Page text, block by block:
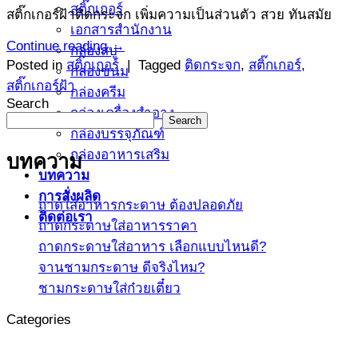
สติ๊กเกอร์
เอกสารสำนักงาน
กล่องสบู่
กล่องขนม
กล่องครีม
กล่องเครื่องสำอาง
กล่องบรรจุภัณฑ์
กล่องอาหารเสริม
บทความ
การสั่งผลิด
ติดต่อเรา
สติ๊กเกอร์ฝ้าติดกระจก เพิ่มความเป็นส่วนตัว สวย ทันสมัย
Continue reading→
Posted in สติ๊กเกอร์ | Tagged ติดกระจก, สติ๊กเกอร์,
สติ๊กเกอร์ฝ้า
Search
Search
บทความ
ถาดใส่อาหารกระดาษ ต้องปลอดภัย
ถาดกระดาษใส่อาหารราคา
ถาดกระดาษใส่อาหาร เลือกแบบไหนดี?
จานชามกระดาษ ดีจริงไหม?
ชามกระดาษใส่ก๋วยเตี๋ยว
Categories